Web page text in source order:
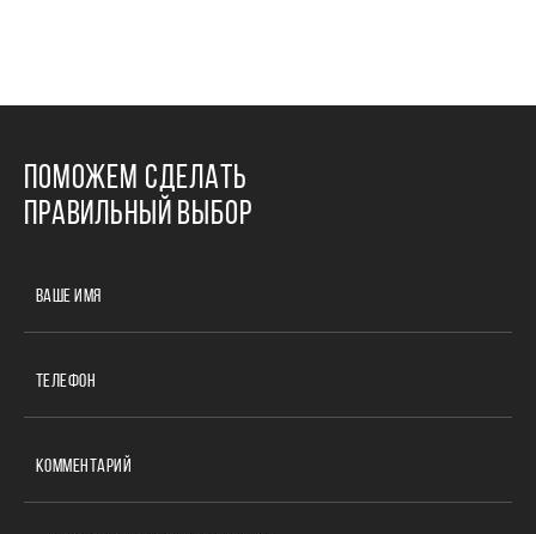
ПОМОЖЕМ СДЕЛАТЬ
ПРАВИЛЬНЫЙ ВЫБОР
ВАШЕ ИМЯ
ТЕЛЕФОН
КОММЕНТАРИЙ